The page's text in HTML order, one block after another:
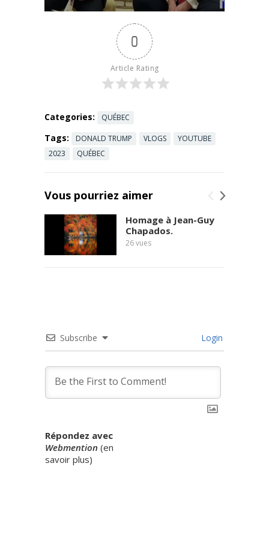
et l’USMCA
Blanche.
Rencontre
Read more
0
Article Rating
Categories: QUÉBEC
Tags: DONALD TRUMP VLOGS
YOUTUBE
2023
QUÉBEC
Vous pourriez aimer
Homage à Jean-Guy
Chapados.
26vues
Subscribe Login
Répondez avec
Webmention (en
savoir plus)